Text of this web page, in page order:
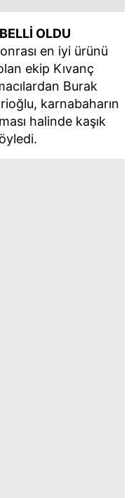
OLDU
en iyi ürünü
ekip Kıvanç
Burak
karnabaharın
halinde kaşık